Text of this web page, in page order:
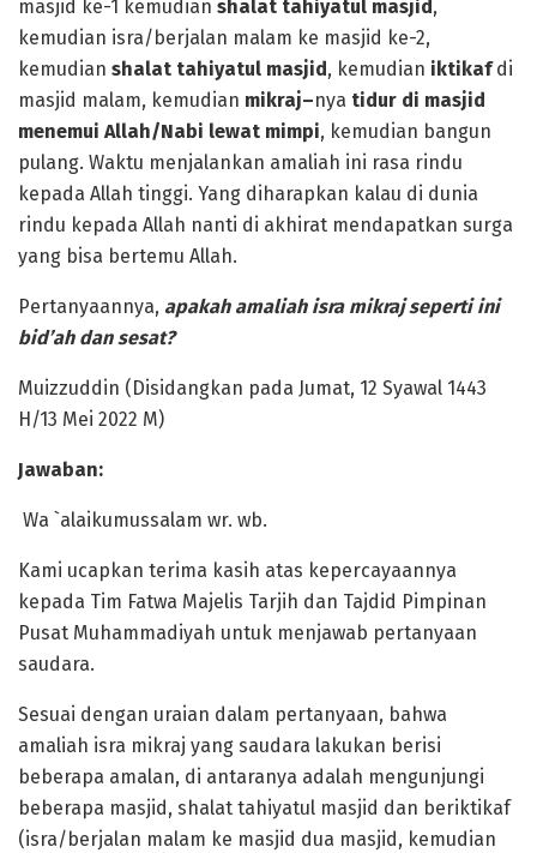
masjid ke-1 kemudian shalat tahiyatul masjid,
kemudian isra/berjalan malam ke masjid ke-2,
kemudian shalat tahiyatul masjid, kemudian iktikafdi
masjid malam, kemudian mikraj–nya tidur di masjid
menemui Allah/Nabi lewat mimpi, kemudian bangun
pulang. Waktu menjalankan amaliah ini rasa rindu
kepada Allah tinggi. Yang diharapkan kalau di dunia
rindu kepada Allah nanti di akhirat mendapatkan surga
yang bisa bertemu Allah.
Pertanyaannya, apakah amaliah isramikraj seperti ini
bid’ah dan sesat?
Muizzuddin (Disidangkan pada Jumat, 12 Syawal 1443
H/13 Mei 2022 M)
Jawaban:
Wa `alaikumussalam wr. wb.
Kami ucapkan terima kasih atas kepercayaannya
kepada Tim Fatwa Majelis Tarjih dan Tajdid Pimpinan
Pusat Muhammadiyah untuk menjawab pertanyaan
saudara.
Sesuai dengan uraian dalam pertanyaan, bahwa
amaliah isra mikraj yang saudara lakukan berisi
beberapa amalan, di antaranya adalah mengunjungi
beberapa masjid, shalat tahiyatul masjid dan beriktikaf
(isra/berjalan malam ke masjid dua masjid, kemudian